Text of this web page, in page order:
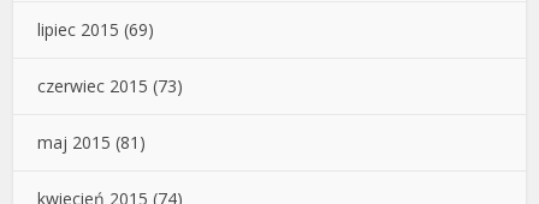
lipiec 2015 (69)
czerwiec 2015 (73)
maj 2015 (81)
kwiecień 2015 (74)